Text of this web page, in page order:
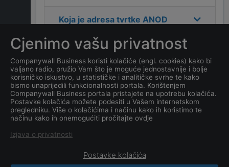
Koja je adresa tvrtke ANOD
Koji je kontakt tvrtkeANOD
MEDICAL DOO?
Koji je datum osnivanja
tvrtkeANOD MEDICAL
DOO?
Cjenimo vašu privatnost
Companywall Business koristi kolačiće (engl. cookies) kako bi
valjano radio, pružio Vam što je moguće jednostavnije i bolje
korisničko iskustvo, u statističke i analitičke svrhe te kako
bismo unaprijedili funkcionalnosti portala. Korištenjem
Companywall Business portala pristajete na upotrebu kolačića.
Postavke kolačića možete podesiti u Vašem internetskom
pregledniku. Više o kolačićima i načinu kako ih koristimo te
načinu kako ih onemogućiti pročitajte ovdje
Izjava o privatnosti
Postavke kolačića